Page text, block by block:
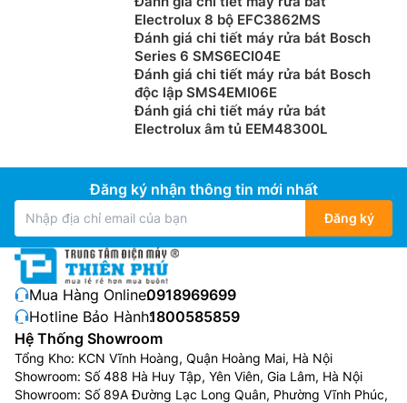
Electrolux 8 bộ EFC3862MS
Đánh giá chi tiết máy rửa bát Bosch
Series 6 SMS6ECI04E
Đánh giá chi tiết máy rửa bát Bosch
độc lập SMS4EMI06E
Đánh giá chi tiết máy rửa bát
Electrolux âm tủ EEM48300L
Đăng ký nhận thông tin mới nhất
Đăng ký
Mua Hàng Online:0918969699
Hotline Bảo Hành:1800585859
Hệ Thống Showroom
Tổng Kho: KCN Vĩnh Hoàng, Quận Hoàng Mai, Hà Nội
Showroom: Số 488 Hà Huy Tập, Yên Viên, Gia Lâm, Hà Nội
Showroom: Số 89A Đường Lạc Long Quân, Phường Vĩnh Phúc,